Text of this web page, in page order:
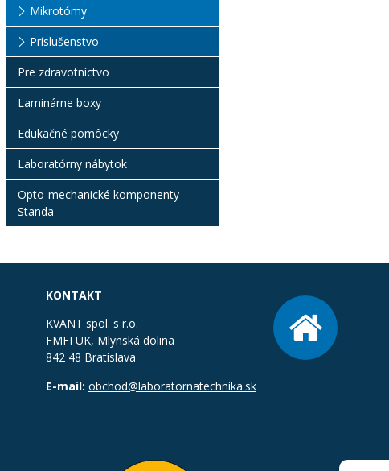
Mikrotómy
Príslušenstvo
Pre zdravotníctvo
Laminárne boxy
Edukačné pomôcky
Laboratórny nábytok
Opto-mechanické komponenty
Standa
KONTAKT
KVANT spol. s r.o.
FMFI UK, Mlynská dolina
842 48 Bratislava
E-mail: obchod@laboratornatechnika.sk